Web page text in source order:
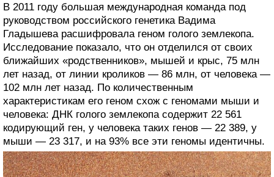
В 2011 году большая международная команда под
руководством российского генетика Вадима
Гладышева расшифровала геном голого землекопа.
Исследование показало, что он отделился от своих
ближайших «родственников», мышей и крыс, 75 млн
лет назад, от линии кроликов — 86 млн, от человека —
102 млн лет назад. По количественным
характеристикам его геном схож с геномами мыши и
человека: ДНК голого землекопа содержит 22 561
кодирующий ген, у человека таких генов — 22 389, у
мыши — 23 317, и на 93% все эти геномы идентичны.